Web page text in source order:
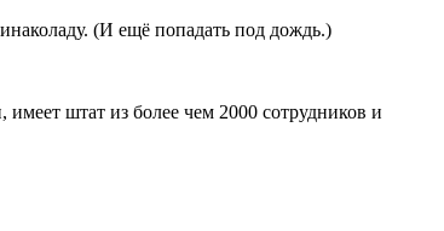
(И ещё попадать под дождь.)
штат из более чем 2000 сотрудников и